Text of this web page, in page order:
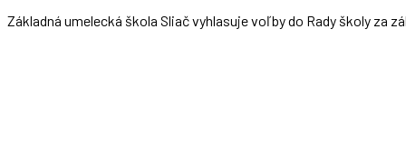
Základná umelecká škola Sliač vyhlasuje voľby do Rady školy za